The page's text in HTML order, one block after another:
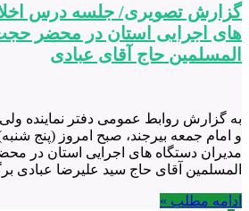
گزارش تصویری/ جلسه درس
های اجرایی استان در محضر
المسلمین حاج آقای عبادی
به گزارش روابط عمومی دفتر نماینده
و امام جمعه بیرجند، صبح امروز (پنج
مدیران دستگاه های اجرایی استان در
المسلمین آقای حاج سید علیرضا عبادی
ادامه مطلب »